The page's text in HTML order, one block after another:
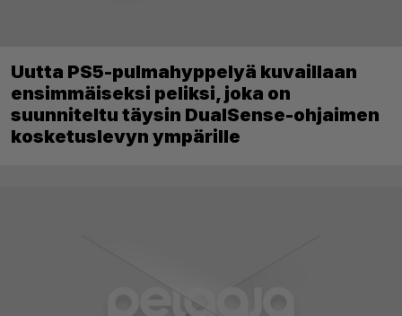
Uutta PS5-pulmahyppelyä kuvaillaan
ensimmäiseksi peliksi, joka on
suunniteltu täysin DualSense-ohjaimen
kosketuslevyn ympärille